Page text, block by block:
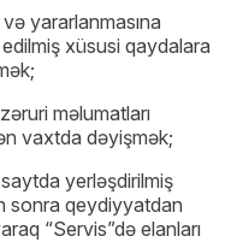
yararlanmasına
xüsusi qaydalara
məlumatları
vaxtda dəyişmək;
yerləşdirilmiş
sonra qeydiyyatdan
“Servis”də elanları